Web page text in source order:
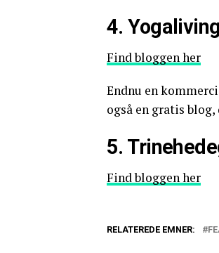
4.
Find bloggen her
Endnu en
også en gratis
5.
Find bloggen her
RELATEREDE EMNER: